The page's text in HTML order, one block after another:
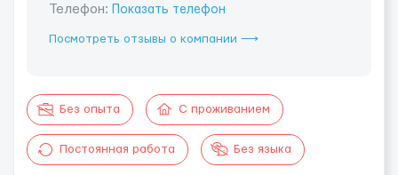
Телефон: Показать телефон
Посмотреть отзывы о компании ⟶
Без опыта С проживанием
Постоянная работа Без языка